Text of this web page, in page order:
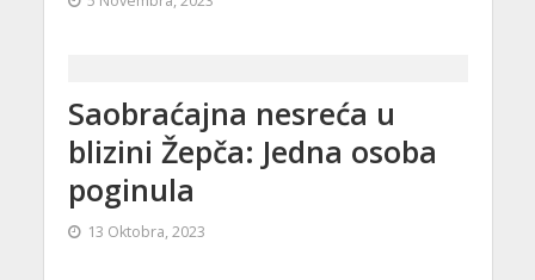
Saobraćajna nesreća u
blizini Žepča: Jedna osoba
poginula
13 Oktobra, 2023